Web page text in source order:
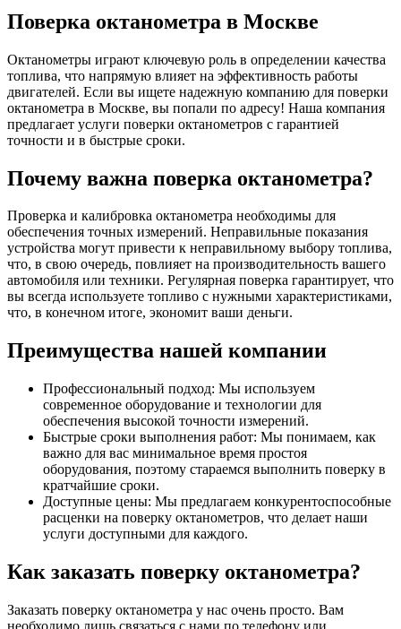
Поверка октанометра в Москве
Октанометры играют ключевую роль в определении качества
топлива, что напрямую влияет на эффективность работы
двигателей. Если вы ищете надежную компанию для поверки
октанометра в Москве, вы попали по адресу! Наша компания
предлагает услуги поверки октанометров с гарантией
точности и в быстрые сроки.
Почему важна поверка октанометра?
Проверка и калибровка октанометра необходимы для
обеспечения точных измерений. Неправильные показания
устройства могут привести к неправильному выбору топлива,
что, в свою очередь, повлияет на производительность вашего
автомобиля или техники. Регулярная поверка гарантирует, что
вы всегда используете топливо с нужными характеристиками,
что, в конечном итоге, экономит ваши деньги.
Преимущества нашей компании
Профессиональный подход: Мы используем
современное оборудование и технологии для
обеспечения высокой точности измерений.
Быстрые сроки выполнения работ: Мы понимаем, как
важно для вас минимальное время простоя
оборудования, поэтому стараемся выполнить поверку в
кратчайшие сроки.
Доступные цены: Мы предлагаем конкурентоспособные
расценки на поверку октанометров, что делает наши
услуги доступными для каждого.
Как заказать поверку октанометра?
Заказать поверку октанометра у нас очень просто. Вам
необходимо лишь связаться с нами по телефону или